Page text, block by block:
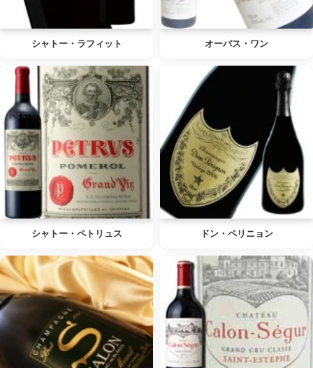
シャトー・ラフィット オーパス・ワン
シャトー・ペトリュス ドン・ペリニョン